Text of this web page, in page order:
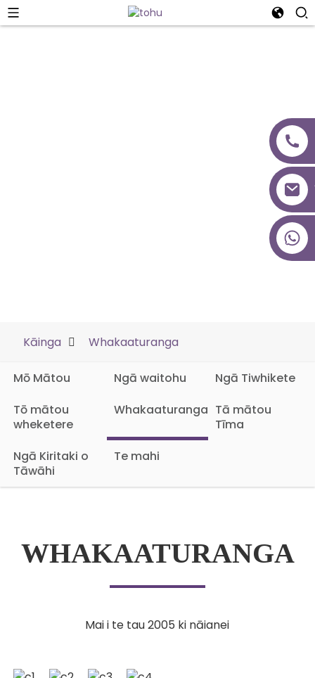
Kāinga Whakaaturanga
Mō Mātou Ngā waitohu
Ngā Tiwhikete
Tō mātou
wheketere
Whakaaturanga Tā mātou
Tīma
Ngā Kiritaki o
Tāwāhi
Te mahi
WHAKAATURANGA
Mai i te tau 2005 ki nāianei